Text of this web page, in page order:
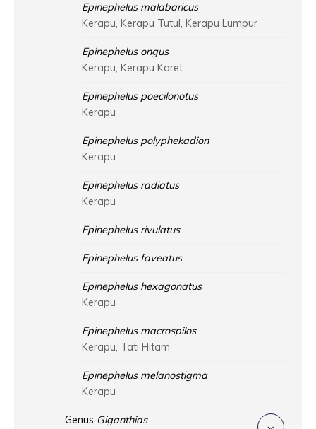
Epinephelus malabaricus
Kerapu, Kerapu Tutul, Kerapu Lumpur
Epinephelus ongus
Kerapu, Kerapu Karet
Epinephelus poecilonotus
Kerapu
Epinephelus polyphekadion
Kerapu
Epinephelus radiatus
Kerapu
Epinephelus rivulatus
Epinephelus faveatus
Epinephelus hexagonatus
Kerapu
Epinephelus macrospilos
Kerapu, Tati Hitam
Epinephelus melanostigma
Kerapu
Genus Giganthias